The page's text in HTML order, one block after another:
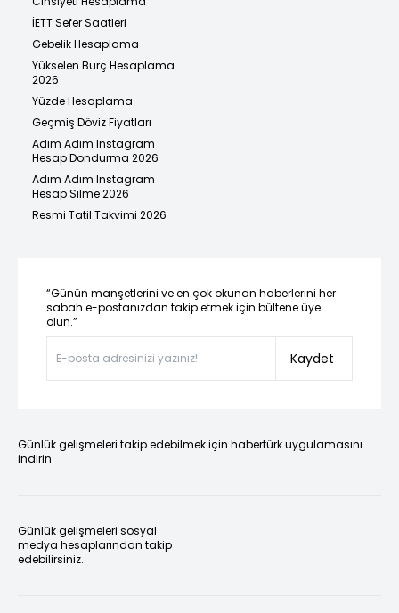
İETT Sefer Saatleri
Gebelik Hesaplama
Yükselen Burç Hesaplama
2026
Yüzde Hesaplama
Geçmiş Döviz Fiyatları
Adım Adım Instagram
Hesap Dondurma 2026
Adım Adım Instagram
Hesap Silme 2026
Resmi Tatil Takvimi 2026
“Günün manşetlerini ve en çok okunan haberlerini her
sabah e-postanızdan takip etmek için bültene üye
olun.”
Kaydet
Günlük gelişmeleri takip edebilmek için habertürk uygulamasını
indirin
Günlük gelişmeleri sosyal
medya hesaplarından takip
edebilirsiniz.